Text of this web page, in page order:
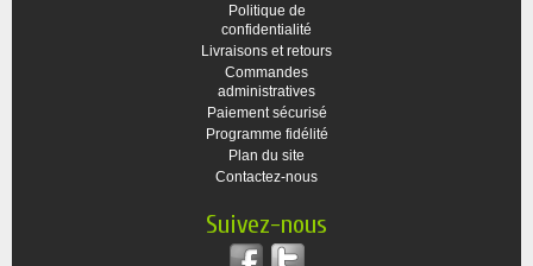
Politique de
confidentialité
Livraisons et retours
Commandes
administratives
Paiement sécurisé
Programme fidélité
Plan du site
Contactez-nous
Suivez-nous